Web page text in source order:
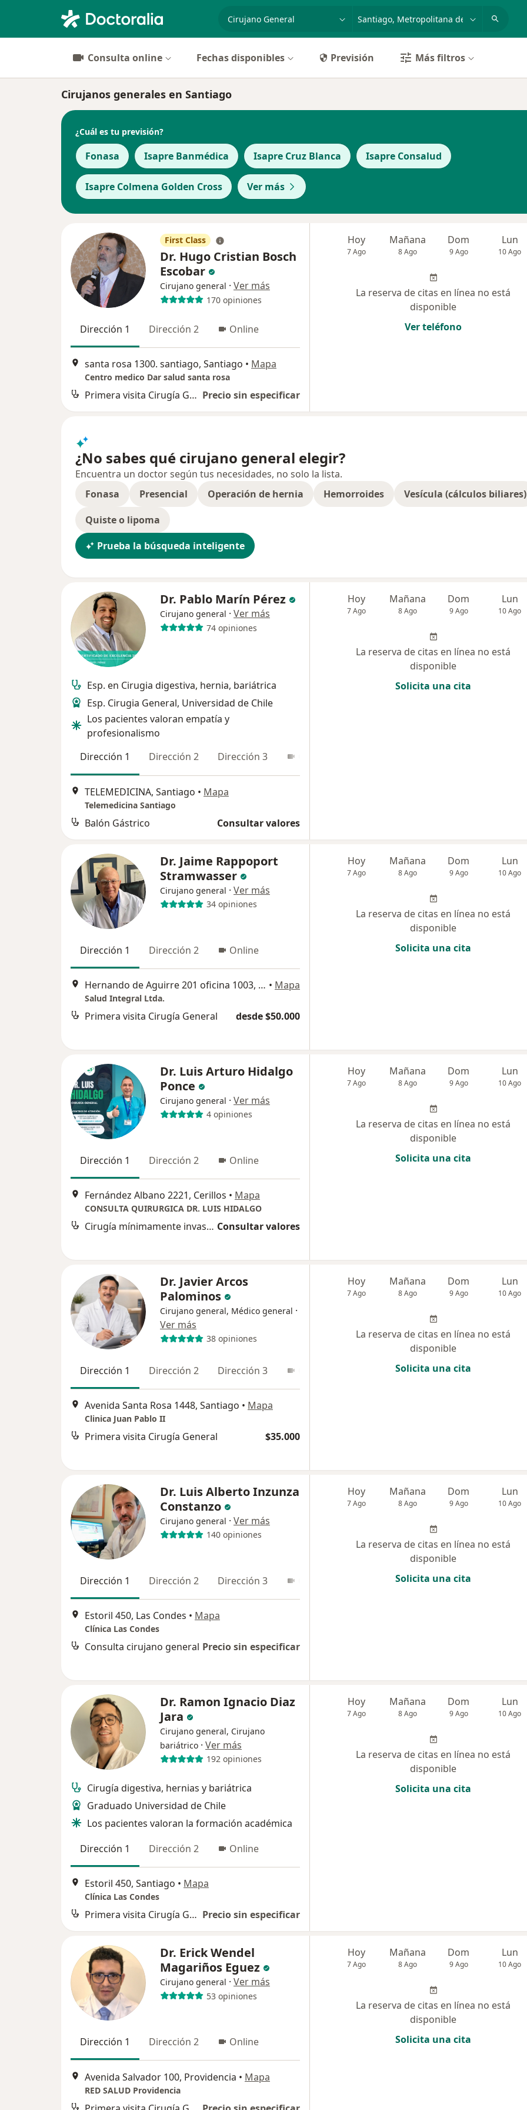
Consulta online Fechas disponibles Previsión Más filtros
Cirujanos generales en Santiago
¿Cuál es tu previsión?
Fonasa Isapre Banmédica Isapre Cruz Blanca Isapre Consalud
Isapre Colmena Golden Cross Ver más
First Class
Dr. Hugo Cristian Bosch
Escobar
Cirujano general · Ver más
170 opiniones
Dirección 1 Dirección 2 Online
santa rosa 1300. santiago, Santiago • Mapa
Centro medico Dar salud santa rosa
Primera visita Cirugía General Precio sin especificar
Hoy
7 Ago
Mañana
8 Ago
Dom
9 Ago
Lun
10 Ago
La reserva de citas en línea no está
disponible
Ver teléfono
¿No sabes qué cirujano general elegir?
Encuentra un doctor según tus necesidades, no solo la lista.
Fonasa
Presencial Operación de hernia Hemorroides
Vesícula (cálculos biliares)
Quiste o lipoma
Prueba la búsqueda inteligente
Dr. Pablo Marín Pérez
Cirujano general · Ver más
74 opiniones
Esp. en Cirugia digestiva, hernia, bariátrica
Esp. Cirugia General, Universidad de Chile
Los pacientes valoran empatía y
profesionalismo
Dirección 1
Dirección 2 Dirección 3
TELEMEDICINA, Santiago • Mapa
Telemedicina Santiago
Balón Gástrico Consultar valores
Hoy
7 Ago
Mañana
8 Ago
Dom
9 Ago
Lun
10 Ago
La reserva de citas en línea no está
disponible
Solicita una cita
Dr. Jaime Rappoport
Stramwasser
Cirujano general · Ver más
34 opiniones
Dirección 1 Dirección 2 Online
Hernando de Aguirre 201 oficina 1003, Providencia • Mapa
Salud Integral Ltda.
Primera visita Cirugía General desde $50.000
Hoy
7 Ago
Mañana
8 Ago
Dom
9 Ago
Lun
10 Ago
La reserva de citas en línea no está
disponible
Solicita una cita
Dr. Luis Arturo Hidalgo
Ponce
Cirujano general · Ver más
4 opiniones
Dirección 1 Dirección 2 Online
Fernández Albano 2221, Cerillos • Mapa
CONSULTA QUIRURGICA DR. LUIS HIDALGO
Cirugía mínimamente invasiva Consultar valores
Hoy
7 Ago
Mañana
8 Ago
Dom
9 Ago
Lun
10 Ago
La reserva de citas en línea no está
disponible
Solicita una cita
Dr. Javier Arcos
Palominos
Cirujano general, Médico general ·
Ver más
38 opiniones
Dirección 1 Dirección 2 Dirección 3
Avenida Santa Rosa 1448, Santiago • Mapa
Clinica Juan Pablo II
Primera visita Cirugía General $35.000
Hoy
7 Ago
Mañana
8 Ago
Dom
9 Ago
Lun
10 Ago
La reserva de citas en línea no está
disponible
Solicita una cita
Dr. Luis Alberto Inzunza
Constanzo
Cirujano general · Ver más
140 opiniones
Dirección 1 Dirección 2 Dirección 3
Estoril 450, Las Condes • Mapa
Clínica Las Condes
Consulta cirujano general Precio sin especificar
Hoy
7 Ago
Mañana
8 Ago
Dom
9 Ago
Lun
10 Ago
La reserva de citas en línea no está
disponible
Solicita una cita
Dr. Ramon Ignacio Diaz
Jara
Cirujano general, Cirujano
bariátrico · Ver más
192 opiniones
Cirugía digestiva, hernias y bariátrica
Graduado Universidad de Chile
Los pacientes valoran la formación académica
Dirección 1
Dirección 2 Online
Estoril 450, Santiago • Mapa
Clínica Las Condes
Primera visita Cirugía General Precio sin especificar
Hoy
7 Ago
Mañana
8 Ago
Dom
9 Ago
Lun
10 Ago
La reserva de citas en línea no está
disponible
Solicita una cita
Dr. Erick Wendel
Magariños Eguez
Cirujano general · Ver más
53 opiniones
Dirección 1 Dirección 2 Online
Avenida Salvador 100, Providencia • Mapa
RED SALUD Providencia
Hoy
7 Ago
Mañana
8 Ago
Dom
9 Ago
Lun
10 Ago
La reserva de citas en línea no está
disponible
Solicita una cita